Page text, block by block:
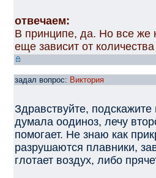
отвечаем:
В принципе, да. Но все же
еще зависит от
задал вопрос: Виктория
Здравствуйте,
думала оодиноз, лечу
помогает. Не знаю как
разрушаются плавники,
глотает воздух, либо